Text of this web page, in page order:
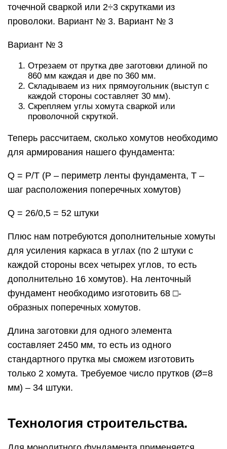
точечной сваркой или 2÷3 скрутками из
проволоки. Вариант № 3. Вариант № 3
Вариант № 3
Отрезаем от прутка две заготовки длиной по
860 мм каждая и две по 360 мм.
Складываем из них прямоугольник (выступ с
каждой стороны составляет 30 мм).
Скрепляем углы хомута сваркой или
проволочной скруткой.
Теперь рассчитаем, сколько хомутов необходимо
для армирования нашего фундамента:
Q = P/T (P – периметр ленты фундамента, T –
шаг расположения поперечных хомутов)
Q = 26/0,5 = 52 штуки
Плюс нам потребуются дополнительные хомуты
для усиления каркаса в углах (по 2 штуки с
каждой стороны всех четырех углов, то есть
дополнительно 16 хомутов). На ленточный
фундамент необходимо изготовить 68 □-
образных поперечных хомутов.
Длина заготовки для одного элемента
составляет 2450 мм, то есть из одного
стандартного прутка мы сможем изготовить
только 2 хомута. Требуемое число прутков (Ø=8
мм) – 34 штуки.
Технология строительства.